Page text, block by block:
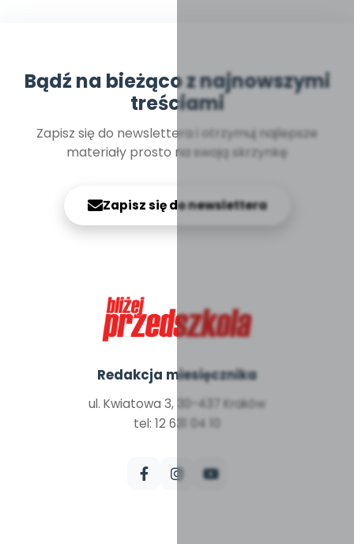
Bądź na bieżąco z najnowszymi
treściami
Zapisz się do newslettera i otrzymuj najlepsze
materiały prosto na swoją skrzynkę
Zapisz się do newslettera
Redakcja miesięcznika
ul. Kwiatowa 3, 30-437 Kraków
tel: 12 631 04 10